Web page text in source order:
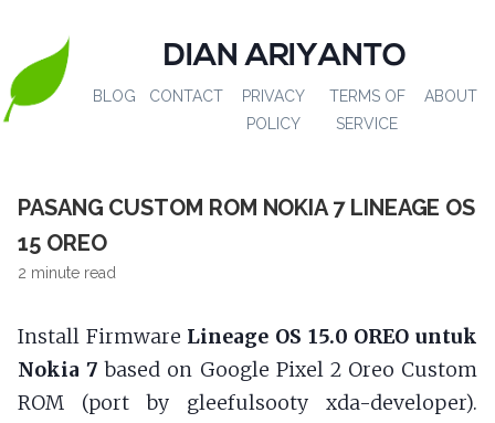
DIAN ARIYANTO
BLOG CONTACT
PRIVACY
POLICY
TERMS OF
SERVICE
ABOUT
PASANG CUSTOM ROM NOKIA 7 LINEAGE OS
15 OREO
2 minute read
Install Firmware Lineage OS 15.0 OREO untuk
Nokia 7 based on Google Pixel 2 Oreo Custom
ROM (port by gleefulsooty xda-developer).